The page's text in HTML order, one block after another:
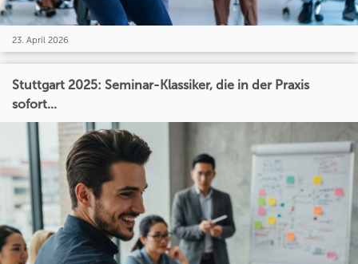
23. April 2026
Stuttgart 2025: Seminar-Klassiker, die in der Praxis
sofort...